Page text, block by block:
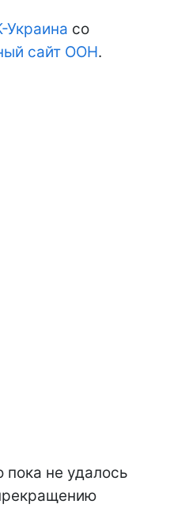
Украина со
сайт ООН.
пока не удалось